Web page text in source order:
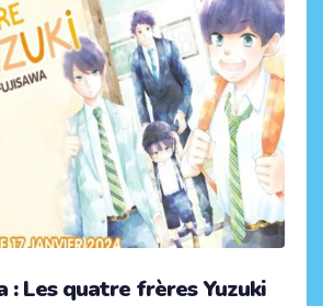
: Les quatre frères Yuzuki